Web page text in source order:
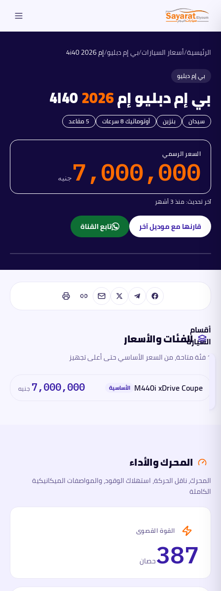
الرئيسية/أسعار السيارات/بي إم دبليو/إم 4i402026
بي إم دبليو
بي إم دبليوإم 4i402026
سيدان بنزين أوتوماتيك 8 سرعات 5مقاعد
السعر الرسمي
7,000,000 جنيه
آخر تحديث:منذ 3 أشهر
قارنها مع موديل آخر تابع القناة
أقسام
السيارة
الفئات
هذا
القسم
الأبعاد
ما
لها
وما
عليها
الفئات والأسعار
1 فئة متاحة، من السعر الأساسي حتى أعلى تجهيز
M440i xDrive Coupe الأساسية 7,000,000 جنيه
المحرك والأداء
المحرك، ناقل الحركة، استهلاك الوقود، والمواصفات الميكانيكية
الكاملة
القوة القصوى
387حصان